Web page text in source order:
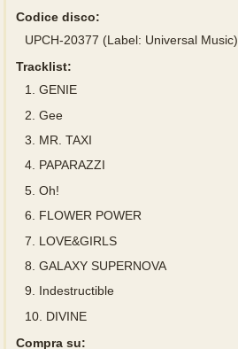
Codice disco:
UPCH-20377 (Label: Universal Music)
Tracklist:
1.
GENIE
2. Gee
3.
MR. TAXI
4. PAPARAZZI
5. Oh!
6.
FLOWER POWER
7.
LOVE&GIRLS
8. GALAXY SUPERNOVA
9. Indestructible
10. DIVINE
Compra su: